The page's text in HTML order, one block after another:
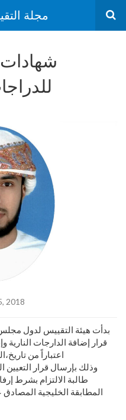
مجلة
شهادات
2018
‬المطابقة‭ ‬الخليجية‭ ‬المصادق‭ ‬عليها‭